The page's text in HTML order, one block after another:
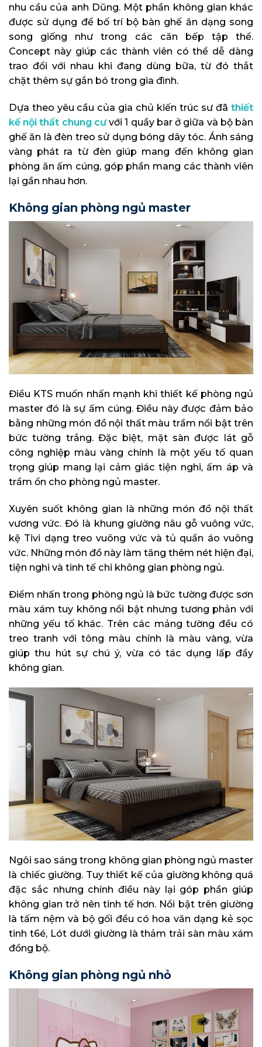
nhu cầu của anh Dũng. Một phần không gian khác
được sử dụng để bố trí bộ bàn ghế ăn dạng song
song giống như trong các căn bếp tập thể.
Concept này giúp các thành viên có thể dễ dàng
trao đổi với nhau khi đang dùng bữa, từ đó thắt
chặt thêm sự gắn bó trong gia đình.
Dựa theo yêu cầu của gia chủ kiến trúc sư đã thiết
kế nội thất chung cưvới 1 quầy bar ở giữa và bộ bàn
ghế ăn là đèn treo sử dụng bóng dây tóc. Ánh sáng
vàng phát ra từ đèn giúp mang đến không gian
phòng ăn ấm cúng, góp phần mang các thành viên
lại gần nhau hơn.
Không gian phòng ngủ master
Điều KTS muốn nhấn mạnh khi thiết kế phòng ngủ
master đó là sự ấm cúng. Điều này được đảm bảo
bằng những món đồ nội thất màu trầm nổi bật trên
bức tường trắng. Đặc biệt, mặt sàn được lát gỗ
công nghiệp màu vàng chính là một yếu tố quan
trọng giúp mang lại cảm giác tiện nghi, ấm áp và
trầm ổn cho phòng ngủ master.
Xuyên suốt không gian là những món đồ nội thất
vương vức. Đó là khung giường nâu gỗ vuông vức,
kệ Tivi dạng treo vuông vức và tủ quần áo vuông
vức. Những món đồ này làm tăng thêm nét hiện đại,
tiện nghi và tinh tế chi không gian phòng ngủ.
Điểm nhấn trong phòng ngủ là bức tường được sơn
màu xám tuy không nổi bật nhưng tương phản với
những yếu tố khác. Trên các mảng tường đều có
treo tranh với tông màu chính là màu vàng, vừa
giúp thu hút sự chú ý, vừa có tác dụng lấp đầy
không gian.
Ngôi sao sáng trong không gian phòng ngủ master
là chiếc giường. Tuy thiết kế của giường không quá
đặc sắc nhưng chính điều này lại góp phần giúp
không gian trở nên tinh tế hơn. Nổi bật trên giường
là tấm nệm và bộ gối đều có hoa văn dạng kẻ sọc
tinh t6é, Lót dưới giường là thảm trải sàn màu xám
đồng bộ.
Không gian phòng ngủ nhỏ